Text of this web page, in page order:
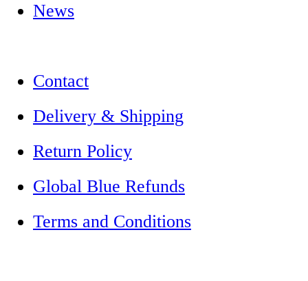
News
Contact
Delivery & Shipping
Return Policy
Global Blue Refunds
Terms and Conditions